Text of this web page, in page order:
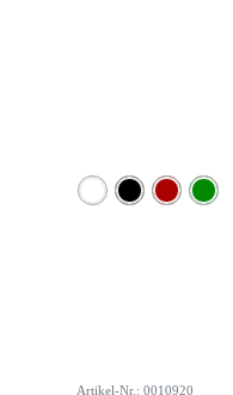
Artikel-Nr.: 0010920